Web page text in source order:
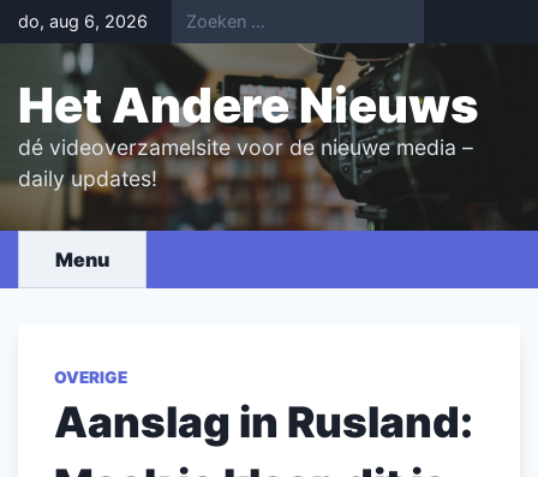
Skip
to
content
do, aug 6, 2026
Het Andere Nieuws
dé videoverzamelsite voor de nieuwe media –
daily updates!
Menu
OVERIGE
Aanslag in Rusland: